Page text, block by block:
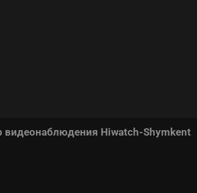
видеонаблюдения Hiwatch-Shymkent